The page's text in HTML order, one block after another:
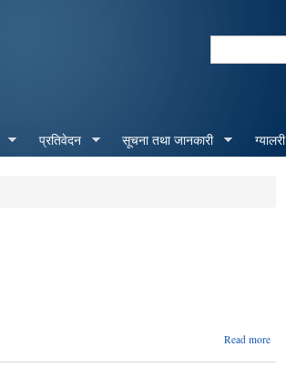
Search
प्रतिवेदन सूचना तथा जानकारी ग्यालरी
Read more